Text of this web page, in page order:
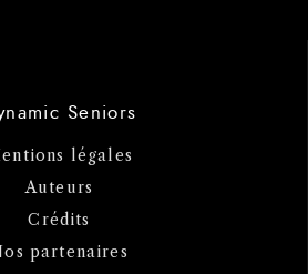
Seniors
légales
Auteurs
Crédits
partenaires